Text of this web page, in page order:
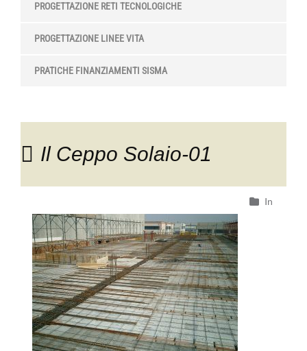
PROGETTAZIONE RETI TECNOLOGICHE
PROGETTAZIONE LINEE VITA
PRATICHE FINANZIAMENTI SISMA
Il Ceppo Solaio-01
In